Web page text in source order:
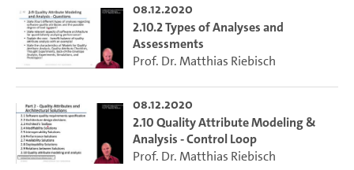
08.12.2020
2.10.2 Types of Analyses and
Assessments
Prof. Dr. Matthias Riebisch
08.12.2020
2.10 Quality Attribute Modeling &
Analysis - Control Loop
Prof. Dr. Matthias Riebisch